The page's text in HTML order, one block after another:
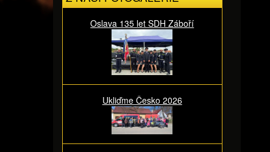
Oslava 135 let SDH Záboří
Ukliďme Česko 2026